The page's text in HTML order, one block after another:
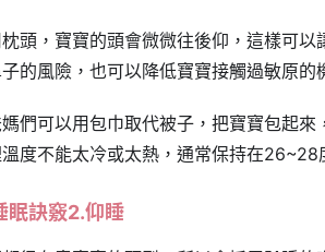
頭，寶寶的頭會微微往後仰，這樣可
的風險，也可以降低寶寶接觸過敏原的
們可以用包巾取代被子，把寶寶包起
度不能太冷或太熱，通常保持在
眠訣竅2.仰睡